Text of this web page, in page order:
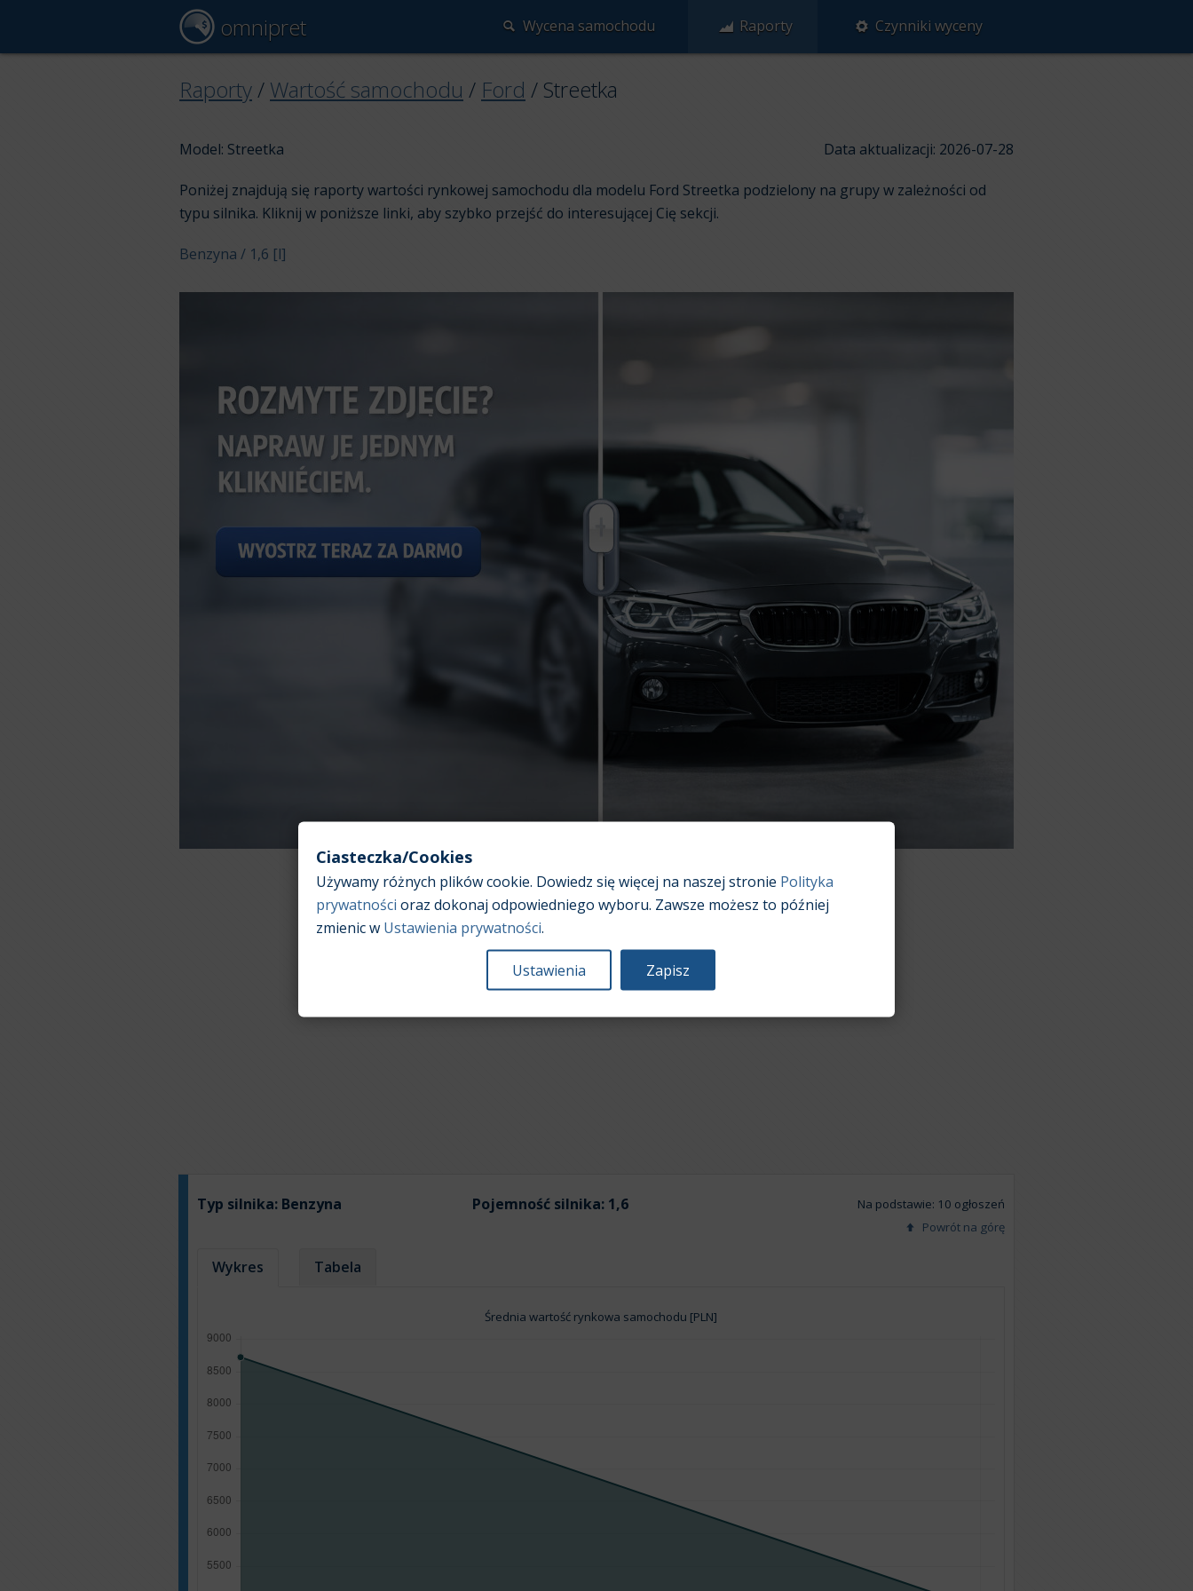
omnipret Wycena samochodu Raporty Czynniki wyceny
Raporty / Wartość samochodu / Ford / Streetka
Model: Streetka Data aktualizacji: 2026-07-28
Poniżej znajdują się raporty wartości rynkowej samochodu dla modelu Ford Streetka podzielony na grupy w zależności od
typu silnika. Kliknij w poniższe linki, aby szybko przejść do interesującej Cię sekcji.
Benzyna / 1,6 [l]
Typ silnika: Benzyna Pojemność silnika: 1,6
Na podstawie: 10 ogłoszeń
Powrót na górę
Wykres Tabela
Średnia wartość rynkowa samochodu [PLN]
Ciasteczka/Cookies
Używamy różnych plików cookie. Dowiedz się więcej na naszej stronie Polityka
prywatności oraz dokonaj odpowiedniego wyboru. Zawsze możesz to później
zmienic w Ustawienia prywatności.
Ustawienia Zapisz